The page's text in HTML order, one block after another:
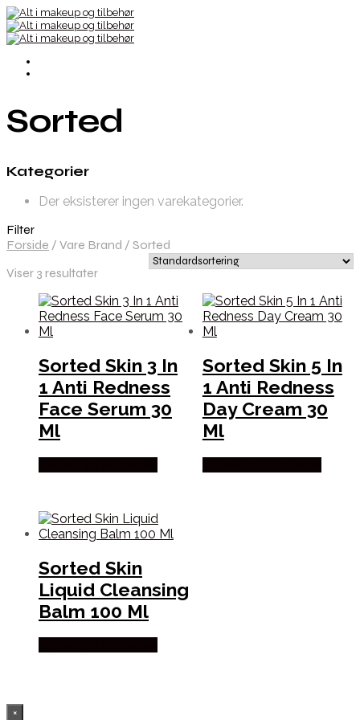
Sorted
Kategorier
Der eksisterer ingen varekategorier.
Filter
Forside / Vare Brand / Sorted
Viser 3 resultater
Sorted Skin 3 In
1 Anti Redness
Face Serum 30
Ml
Sorted Skin 5 In
1 Anti Redness
Day Cream 30
Ml
Sorted Skin
Liquid Cleansing
Balm 100 Ml
×